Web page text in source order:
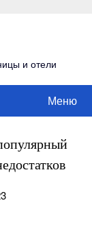
и отели
Меню